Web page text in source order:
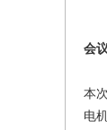
会
本
电